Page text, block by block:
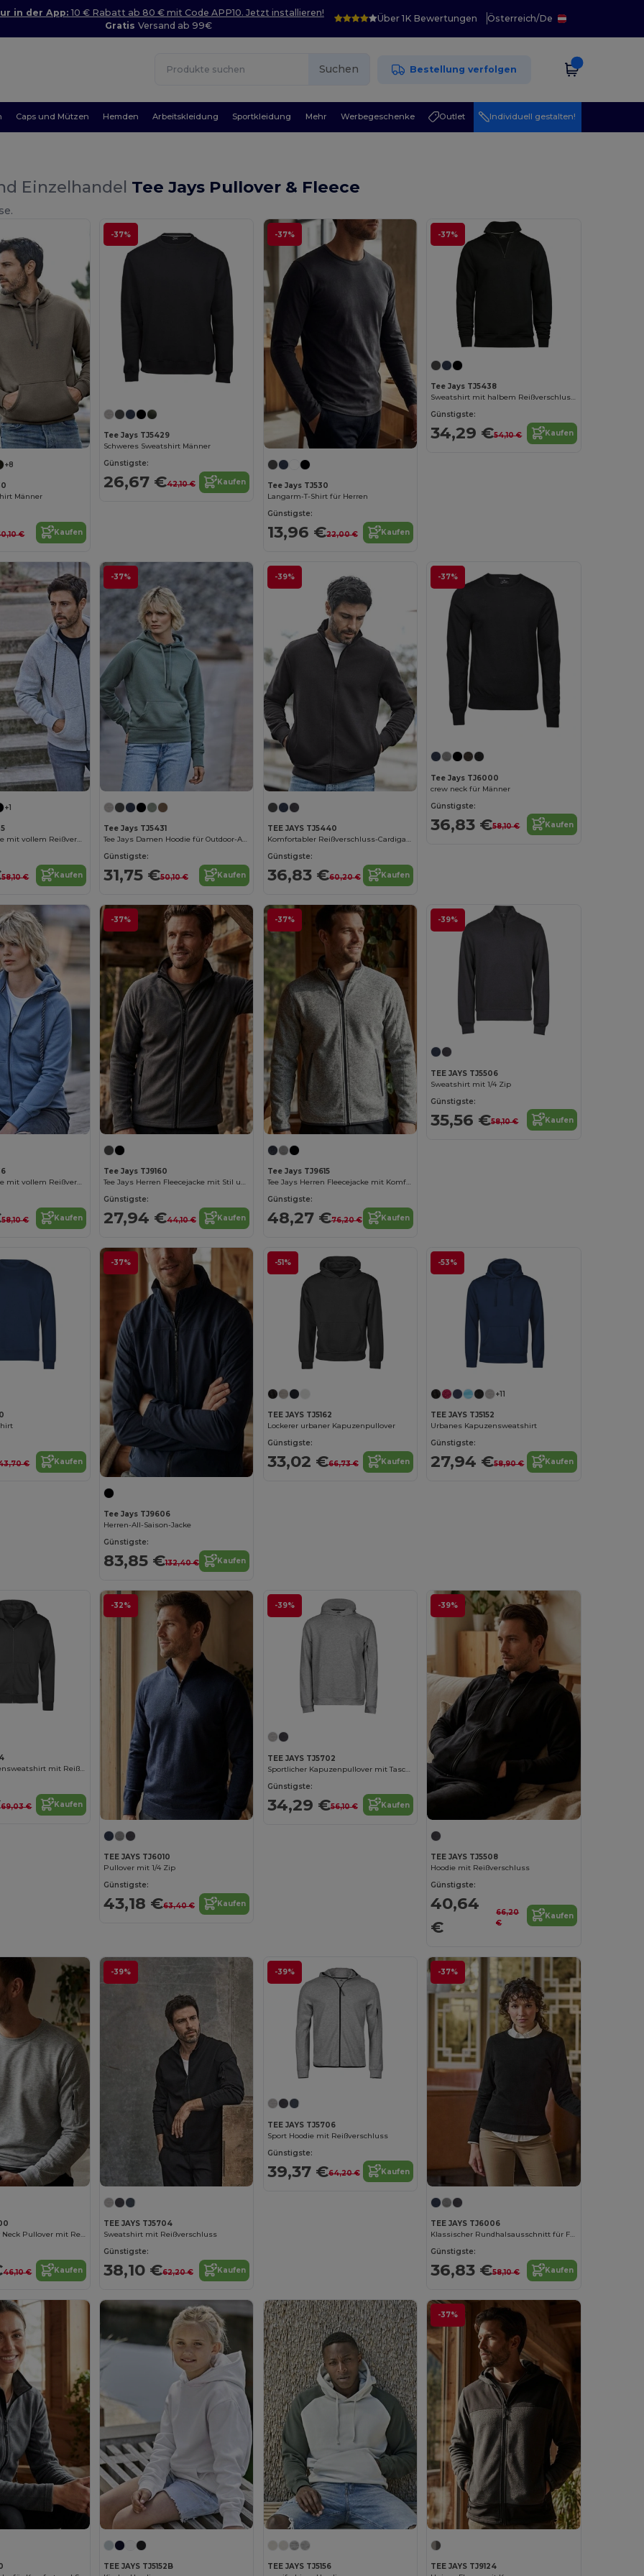
in der App: 10 € Rabatt ab 80 € mit Code APP10. Jetzt installieren!
Gratis Versand ab 99€
Über 1K Bewertungen Österreich/De
Suchen Bestellung verfolgen
Caps und Mützen Hemden Arbeitskleidung Sportkleidung Mehr Werbegeschenke Outlet Individuell gestalten!
Einzelhandel Tee Jays Pullover & Fleece
+8
Männer
€ Kaufen
-37%
Tee Jays TJ5429
Schweres Sweatshirt Männer
Günstigste:
26,67 €42,10 € Kaufen
-37%
Tee Jays TJ530
Langarm-T-Shirt für Herren
Günstigste:
13,96 €22,00 € Kaufen
-37%
Tee Jays TJ5438
Sweatshirt mit halbem Reißverschluss Männer
Günstigste:
34,29 €54,10 € Kaufen
+1
Modische Kapuze mit vollem Reißverschluss Männer
58,10 € Kaufen
-37%
Tee Jays TJ5431
Tee Jays Damen Hoodie für Outdoor-Abenteuer
Günstigste:
31,75 €50,10 € Kaufen
-39%
TEE JAYS TJ5440
Komfortabler Reißverschluss-Cardigan aus Baumwollmischung
Günstigste:
36,83 €60,20 € Kaufen
-37%
Tee Jays TJ6000
crew neck für Männer
Günstigste:
36,83 €58,10 € Kaufen
Modische Kapuze mit vollem Reißverschluss Women
58,10 € Kaufen
-37%
Tee Jays TJ9160
Tee Jays Herren Fleecejacke mit Stil und Komfort
Günstigste:
27,94 €44,10 € Kaufen
-37%
Tee Jays TJ9615
Tee Jays Herren Fleecejacke mit Komfort und Stil
Günstigste:
48,27 €76,20 € Kaufen
-39%
TEE JAYS TJ5506
Sweatshirt mit 1/4 Zip
Günstigste:
35,56 €58,10 € Kaufen
€ Kaufen
-37%
Tee Jays TJ9606
Herren-All-Saison-Jacke
Günstigste:
83,85 €132,40 € Kaufen
-51%
TEE JAYS TJ5162
Lockerer urbaner Kapuzenpullover
Günstigste:
33,02 €66,73 € Kaufen
-53%
+11
TEE JAYS TJ5152
Urbanes Kapuzensweatshirt
Günstigste:
27,94 €58,90 € Kaufen
Urbanes Kapuzensweatshirt mit Reißverschluss
69,03 € Kaufen
-32%
TEE JAYS TJ6010
Pullover mit 1/4 Zip
Günstigste:
43,18 €63,40 € Kaufen
-39%
TEE JAYS TJ5702
Sportlicher Kapuzenpullover mit Taschen
Günstigste:
34,29 €56,10 € Kaufen
-39%
TEE JAYS TJ5508
Hoodie mit Reißverschluss
Günstigste:
40,64
€
66,20
€
Kaufen
Sportlicher Crew Neck Pullover mit Reißverschlusstasche
46,10 € Kaufen
-39%
TEE JAYS TJ5704
Sweatshirt mit Reißverschluss
Günstigste:
38,10 €62,20 € Kaufen
-39%
TEE JAYS TJ5706
Sport Hoodie mit Reißverschluss
Günstigste:
39,37 €64,20 € Kaufen
-37%
TEE JAYS TJ6006
Klassischer Rundhalsausschnitt für Frauen
Günstigste:
36,83 €58,10 € Kaufen
TEE JAYS TJ5152B
TEE JAYS TJ5156
-37%
TEE JAYS TJ9124